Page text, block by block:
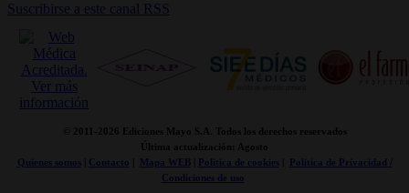
Suscribirse a este canal RSS
© 2011- 2026 Ediciones Mayo S.A. Todos los derechos reservados
Última actualización: Agosto
Quienes somos| Contacto Mapa WEB| Politica de cookies|
Politica de Privacidad /
Condiciones de uso